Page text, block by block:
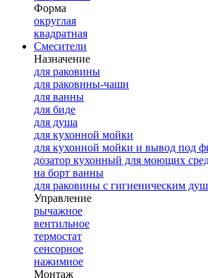
Форма
округлая
квадратная
Смесители
Назначение
для раковины
для раковины-чаши
для ванны
для биде
для душа
для кухонной мойки
для кухонной мойки и вывод под
дозатор кухонный для моющих
на борт ванны
для раковины с гигиеническим
Управление
рычажное
вентильное
термостат
сенсорное
нажимное
Монтаж